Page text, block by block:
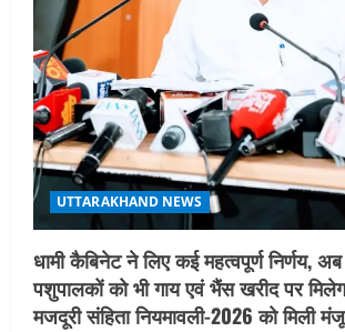
UTTARAKHAND NEWS
धामी कैबिनेट ने लिए कई महत्वपूर्ण निर्णय, अब
पशुपालकों को भी गाय एवं भैंस खरीद पर
मजदूरी संहिता नियमावली-2026 को मिली